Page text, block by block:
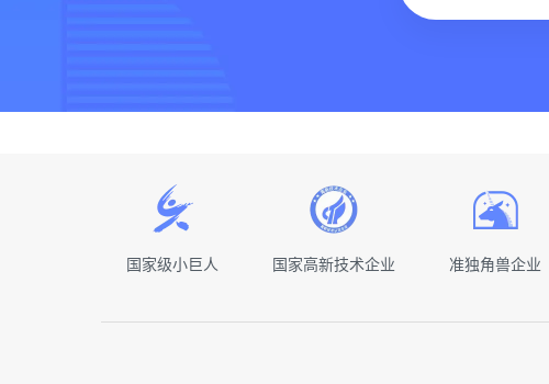
国家级小巨人 国家高新技术企业 准独角兽企业